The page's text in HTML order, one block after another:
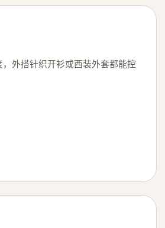
外搭针织开衫或西装外套都能控